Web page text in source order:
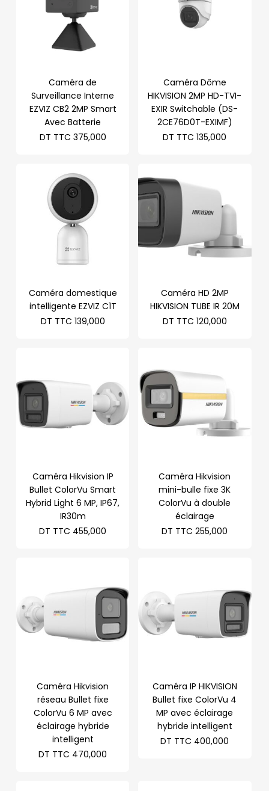
Caméra de
Surveillance Interne
EZVIZ CB2 2MP Smart
Avec Batterie
DT TTC 375,000
Caméra Dôme
HIKVISION 2MP HD-TVI-
EXIR Switchable (DS-
2CE76D0T-EXIMF)
DT TTC 135,000
Caméra domestique
intelligente EZVIZ C1T
DT TTC 139,000
Caméra HD 2MP
HIKVISION TUBE IR 20M
DT TTC 120,000
Caméra Hikvision IP
Bullet ColorVu Smart
Hybrid Light 6 MP, IP67,
IR30m
DT TTC 455,000
Caméra Hikvision
mini-bulle fixe 3K
ColorVu à double
éclairage
DT TTC 255,000
Caméra Hikvision
réseau Bullet fixe
ColorVu 6 MP avec
éclairage hybride
intelligent
DT TTC 470,000
Caméra IP HIKVISION
Bullet fixe ColorVu 4
MP avec éclairage
hybride intelligent
DT TTC 400,000